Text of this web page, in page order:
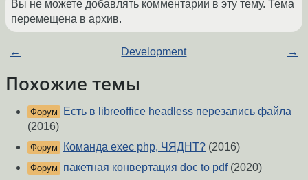
Вы не можете добавлять комментарии в эту тему. Тема
перемещена в архив.
← Development →
Похожие темы
Форум
Есть в libreoffice headless перезапись файла
(2016)
Форум Команда exec php, ЧЯДНТ? (2016)
Форум пакетная конвертация doc to pdf(2020)